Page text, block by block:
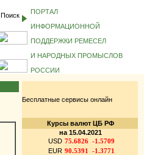
Поиск
ПОРТАЛ
ИНФОРМАЦИОННОЙ
ПОДДЕРЖКИ РЕМЕСЕЛ
И НАРОДНЫХ ПРОМЫСЛОВ
РОССИИ
Бесплатные сервисы онлайн
Курсы валют ЦБ РФ
на 15.04.2021
USD 75.6826 -1.5709
EUR 90.5391
-1.3771